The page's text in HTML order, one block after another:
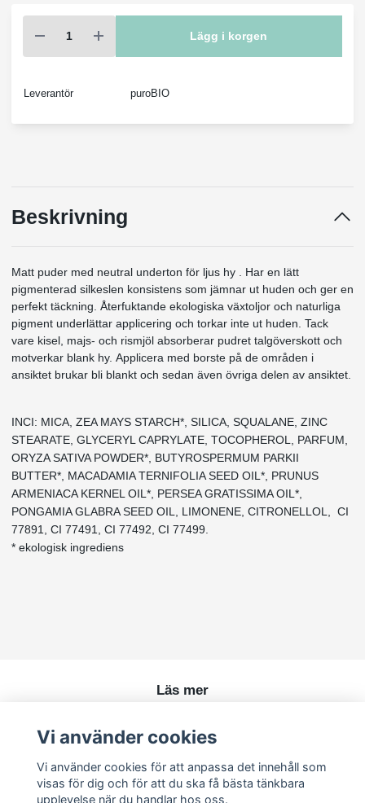
Lägg i korgen
Leverantör puroBIO
Beskrivning
Matt puder med neutral underton för ljus hy . Har en lätt
pigmenterad silkeslen konsistens som jämnar ut huden och ger en
perfekt täckning. Återfuktande ekologiska växtoljor och naturliga
pigment underlättar applicering och torkar inte ut huden. Tack
vare kisel, majs- och rismjöl absorberar pudret talgöverskott och
motverkar blank hy. Applicera med borste på de områden i
ansiktet brukar bli blankt och sedan även övriga delen av ansiktet.
INCI: MICA, ZEA MAYS STARCH*, SILICA, SQUALANE, ZINC
STEARATE, GLYCERYL CAPRYLATE, TOCOPHEROL, PARFUM,
ORYZA SATIVA POWDER*, BUTYROSPERMUM PARKII
BUTTER*, MACADAMIA TERNIFOLIA SEED OIL*, PRUNUS
ARMENIACA KERNEL OIL*, PERSEA GRATISSIMA OIL*,
PONGAMIA GLABRA SEED OIL, LIMONENE, CITRONELLOL, CI
77891, CI 77491, CI 77492, CI 77499.
* ekologisk ingrediens
Läs mer
Kontakt
Vi använder cookies
Vi använder cookies för att anpassa det innehåll som
visas för dig och för att du ska få bästa tänkbara
upplevelse när du handlar hos oss.